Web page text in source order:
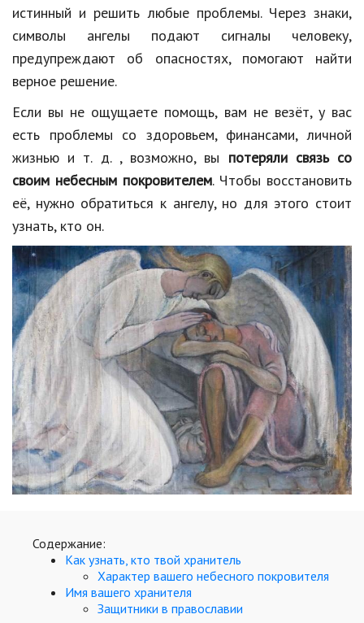
Недвижимость
Спорт и фитнес
Психология и отношения
Творчество и рукоделие
Разное
Работа и бизнес
Животные
Еда и напитки
Праздники и подарки
Кинематограф
Домашние животные
Семья и дети
Путешествия
Строительство
Культура и общество
Мода и стиль
Хобби и развлечения
Финансы
истинный и решить любые проблемы. Через знаки,
символы ангелы подают сигналы человеку,
предупреждают об опасностях, помогают найти
верное решение.
Если вы не ощущаете помощь, вам не везёт, у вас
есть проблемы со здоровьем, финансами, личной
жизнью и т. д. , возможно, вы потеряли связь со
своим небесным покровителем. Чтобы восстановить
её, нужно обратиться к ангелу, но для этого стоит
узнать, кто он.
Содержание:
Как узнать, кто твой хранитель
Характер вашего небесного покровителя
Имя вашего хранителя
Защитники в православии